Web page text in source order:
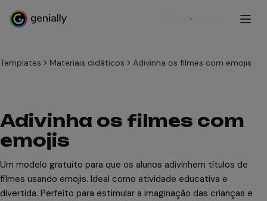
Cadastre-se
Templates Materiais didáticos Adivinha os filmes com emojis
Adivinha os filmes com
emojis
Um modelo gratuito para que os alunos adivinhem títulos de
filmes usando emojis. Ideal como atividade educativa e
divertida. Perfeito para estimular a imaginação das crianças e